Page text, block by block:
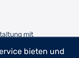
mit
die richtigenbieten und